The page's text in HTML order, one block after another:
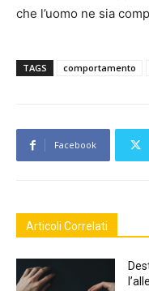
che l’uomo ne sia
TAGS comportamento
Facebook
Articoli Correlati